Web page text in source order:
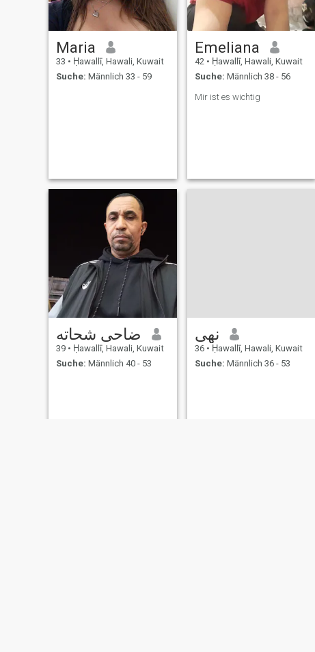
Maria
33 • Ḥawallī, Hawali, Kuwait
Suche: Männlich 33 - 59
Emeliana
42 • Ḥawallī, Hawali, Kuwait
Suche: Männlich 38 - 56
Mir ist es wichtig
ضاحى شحاته
39 • Ḥawallī, Hawali, Kuwait
Suche: Männlich 40 - 53
نهى
36 • Ḥawallī, Hawali, Kuwait
Suche: Männlich 36 - 53